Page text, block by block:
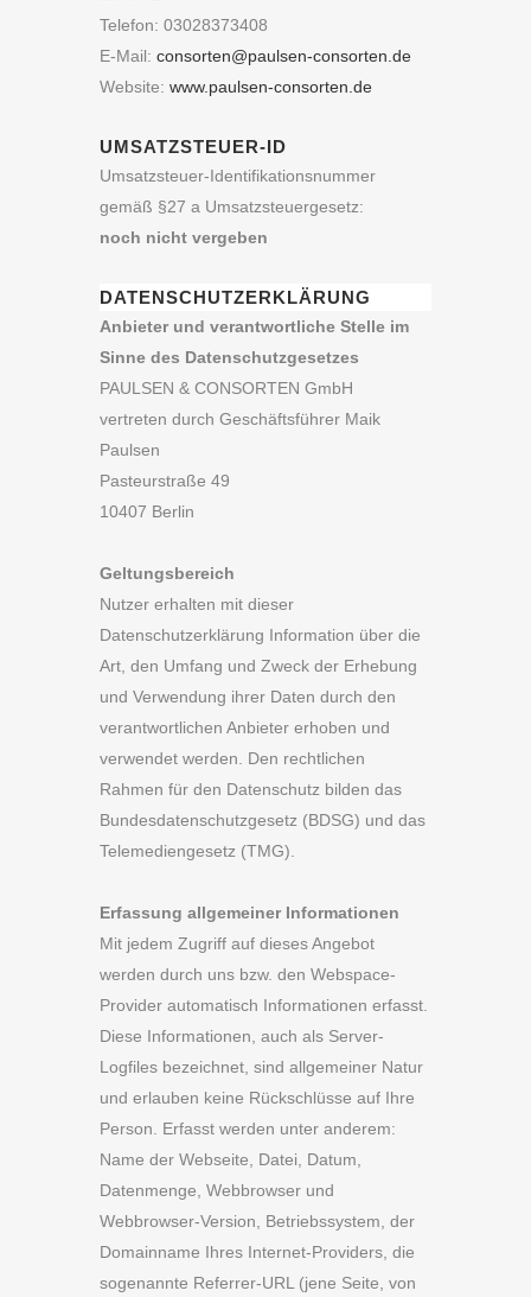
Telefon: 03028373408
E-Mail: consorten@paulsen-consorten.de
Website: www.paulsen-consorten.de
UMSATZSTEUER-ID
Umsatzsteuer-Identifikationsnummer
gemäß §27 a Umsatzsteuergesetz:
noch nicht vergeben
DATENSCHUTZERKLÄRUNG
Anbieter und verantwortliche Stelle im
Sinne des Datenschutzgesetzes
PAULSEN & CONSORTEN GmbH
vertreten durch Geschäftsführer Maik
Paulsen
Pasteurstraße 49
10407 Berlin
Geltungsbereich
Nutzer erhalten mit dieser
Datenschutzerklärung Information über die
Art, den Umfang und Zweck der Erhebung
und Verwendung ihrer Daten durch den
verantwortlichen Anbieter erhoben und
verwendet werden. Den rechtlichen
Rahmen für den Datenschutz bilden das
Bundesdatenschutzgesetz (BDSG) und das
Telemediengesetz (TMG).
Erfassung allgemeiner Informationen
Mit jedem Zugriff auf dieses Angebot
werden durch uns bzw. den Webspace-
Provider automatisch Informationen erfasst.
Diese Informationen, auch als Server-
Logfiles bezeichnet, sind allgemeiner Natur
und erlauben keine Rückschlüsse auf Ihre
Person. Erfasst werden unter anderem:
Name der Webseite, Datei, Datum,
Datenmenge, Webbrowser und
Webbrowser-Version, Betriebssystem, der
Domainname Ihres Internet-Providers, die
sogenannte Referrer-URL (jene Seite, von